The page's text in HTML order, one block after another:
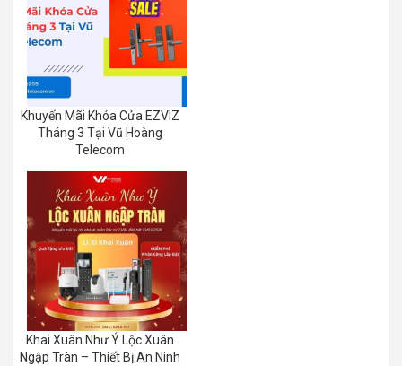
Khuyến Mãi Khóa Cửa EZVIZ
Tháng 3 Tại Vũ Hoàng
Telecom
Khai Xuân Như Ý Lộc Xuân
Ngập Tràn – Thiết Bị An Ninh